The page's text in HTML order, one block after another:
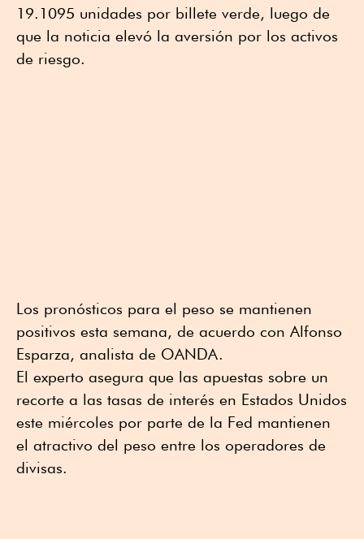
19.1095 unidades por billete verde, luego de
que la noticia elevó la aversión por los activos
de riesgo.
Los pronósticos para el peso se mantienen
positivos esta semana, de acuerdo con Alfonso
Esparza, analista de OANDA.
El experto asegura que las apuestas sobre un
recorte a las tasas de interés en Estados Unidos
este miércoles por parte de la Fed mantienen
el atractivo del peso entre los operadores de
divisas.